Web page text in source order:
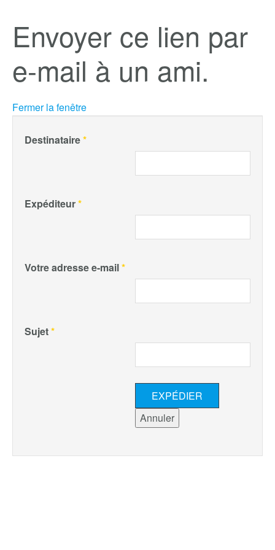
Envoyer ce lien par
e-mail à un ami.
Fermer la fenêtre
Destinataire*
Expéditeur*
Votre adresse e-mail*
Sujet*
EXPÉDIER
Annuler